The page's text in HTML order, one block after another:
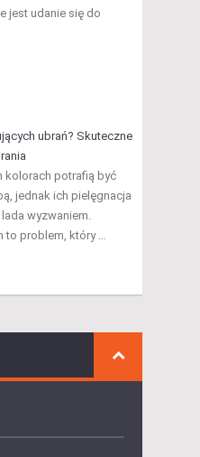
jest udanie się do
ubrań? Skuteczne
kolorach potrafią być
jednak ich pielęgnacja
wyzwaniem.
to problem, który …